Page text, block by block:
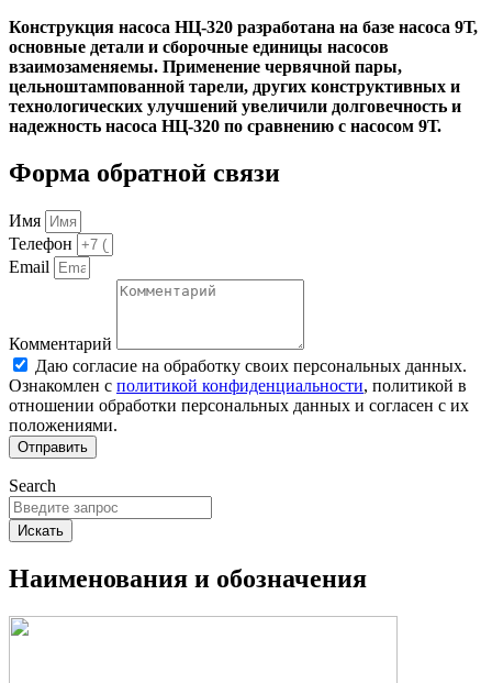
Конструкция насоса НЦ-320 разработана на базе насоса 9Т,
основные детали и сборочные единицы насосов
взаимозаменяемы. Применение червячной пары,
цельноштампованной тарели, других кон­структивных и
технологических улучшений увеличили долговечность и
надежность насоса НЦ-320 по сравнению с насосом 9Т.
Форма обратной связи
Имя
Телефон
Email
Комментарий
Даю согласие на обработку своих персональных данных.
Ознакомлен с политикой конфиденциальности, политикой в
отношении обработки персональных данных и согласен с их
положениями.
Отправить
Search
Искать
Наименования и обозначения